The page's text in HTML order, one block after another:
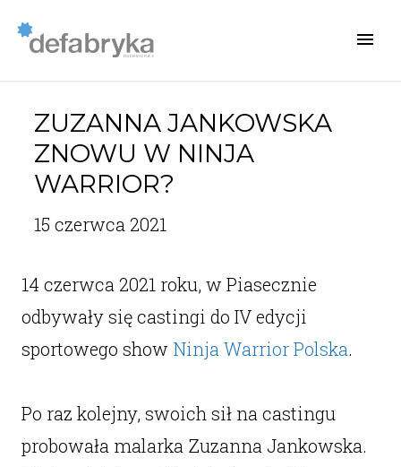
ZUZANNA JANKOWSKA
ZNOWU W NINJA
WARRIOR?
15 czerwca 2021
14 czerwca 2021 roku, w Piasecznie
odbywały się castingi do IV edycji
sportowego show Ninja Warrior Polska.
Po raz kolejny, swoich sił na castingu
probowała malarka Zuzanna Jankowska.